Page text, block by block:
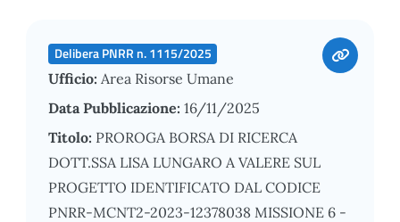
Delibera PNRR n. 1115/2025
Ufficio: Area Risorse Umane
Data Pubblicazione: 16/11/2025
Titolo: PROROGA BORSA DI RICERCA
DOTT.SSA LISA LUNGARO A VALERE SUL
PROGETTO IDENTIFICATO DAL CODICE
PNRR-MCNT2-2023-12378038 MISSIONE 6 -